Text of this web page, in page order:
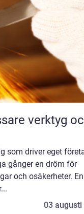
som driver eget
gånger en dröm för
och osäkerheter.
03 augusti